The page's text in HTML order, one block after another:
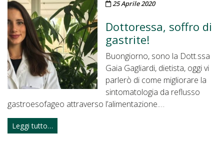
Pubblicato il
25 Aprile 2020
Dottoressa, soffro di
gastrite!
Buongiorno, sono la Dott.ssa
Gaia Gagliardi, dietista, oggi vi
parlerò di come migliorare la
sintomatologia da reflusso
gastroesofageo attraverso l’alimentazione.…
Leggi tutto…